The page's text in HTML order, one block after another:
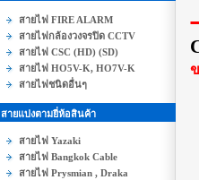
สายไฟ FIRE ALARM
สายไฟกล้องวงจรปิด CCTV
สายไฟ CSC (HD) (SD)
สายไฟ HO5V-K, HO7V-K
สายไฟชนิดอื่นๆ
สายแบ่งตามยี่ห้อสินค้า
สายไฟ Yazaki
สายไฟ Bangkok Cable
สายไฟ Prysmian , Draka